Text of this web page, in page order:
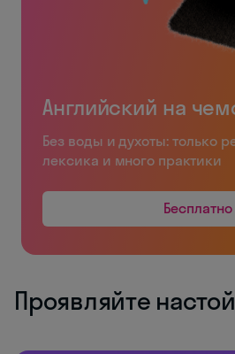
Английский на
Без воды и духоты: только
лексика и много практики
Бесплатно
Проявляйте